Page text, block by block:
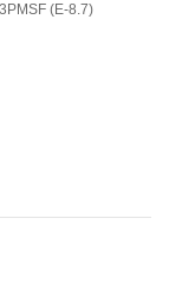
(E-8.7)